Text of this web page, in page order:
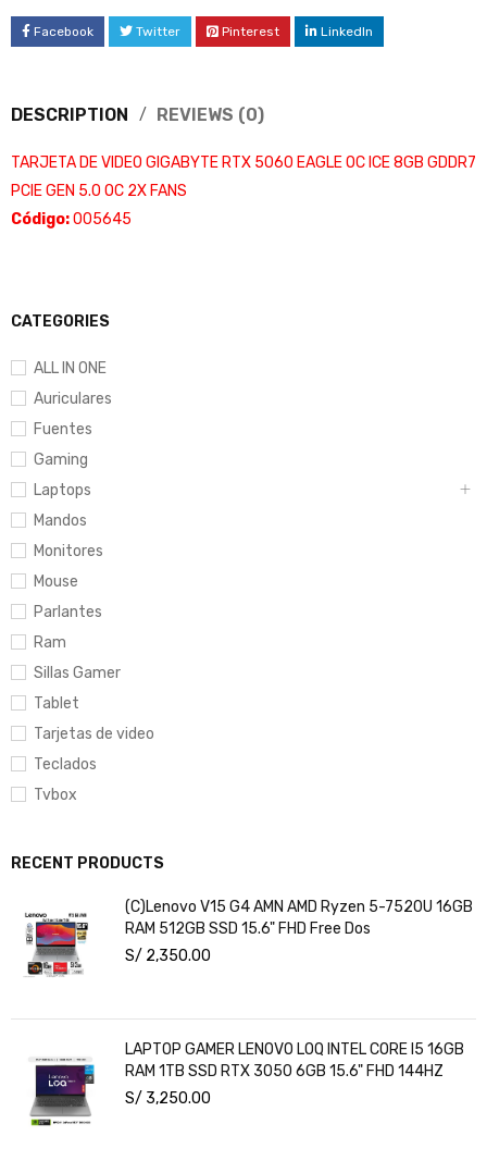
CATEGORIES
ALL IN ONE
Auriculares
Fuentes
Gaming
Laptops
Mandos
Monitores
Mouse
Parlantes
Ram
Sillas Gamer
Tablet
Tarjetas de video
Teclados
Tvbox
RECENT PRODUCTS
(C)Lenovo V15 G4 AMN AMD Ryzen 5-7520U 16GB
RAM 512GB SSD 15.6" FHD Free Dos
S/ 2,350.00
LAPTOP GAMER LENOVO LOQ INTEL CORE I5 16GB
RAM 1TB SSD RTX 3050 6GB 15.6" FHD 144HZ
S/ 3,250.00
Facebook Twitter Pinterest LinkedIn
DESCRIPTION REVIEWS (0)
TARJETA DE VIDEO GIGABYTE RTX 5060 EAGLE OC ICE 8GB GDDR7
PCIE GEN 5.0 OC 2X FANS
Código:005645